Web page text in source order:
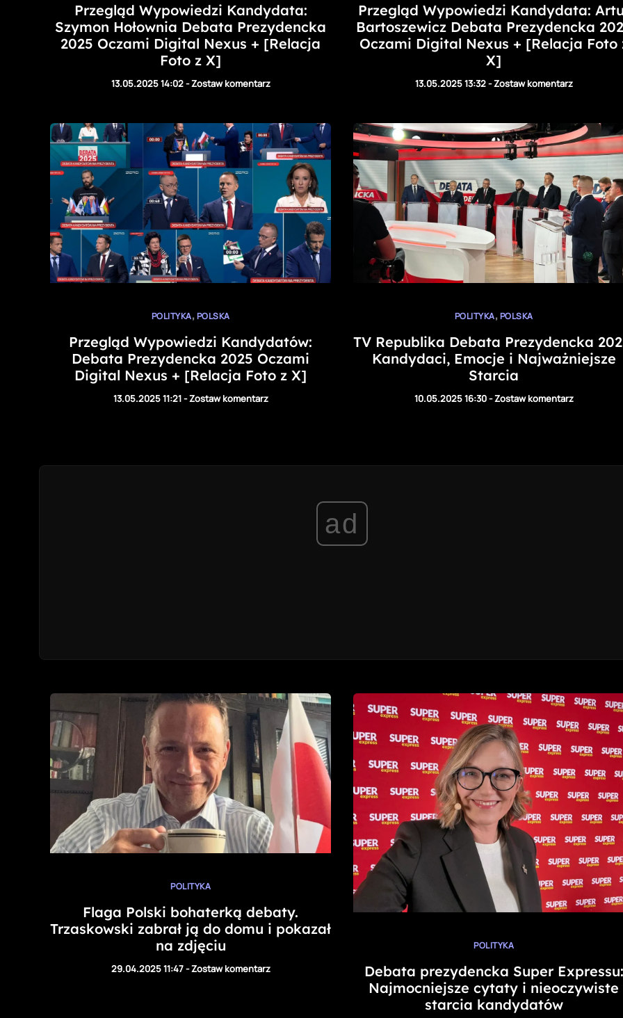
Przegląd Wypowiedzi Kandydata:
Szymon Hołownia Debata Prezydencka
2025 Oczami Digital Nexus + [Relacja
Foto z X]
13.05.2025 14:02-Zostaw komentarz
Przegląd Wypowiedzi Kandydata:
Bartoszewicz Debata Prezydencka
Oczami Digital Nexus + [Relacja Foto
X]
13.05.2025 13:32-Zostaw komentarz
POLITYKA,POLSKA
Przegląd Wypowiedzi Kandydatów:
Debata Prezydencka 2025 Oczami
Digital Nexus + [Relacja Foto z X]
13.05.2025 11:21-Zostaw komentarz
POLITYKA,POLSKA
TV Republika Debata Prezydencka
Kandydaci, Emocje i Najważniejsze
Starcia
10.05.2025 16:30-Zostaw komentarz
ad
POLITYKA
Flaga Polski bohaterką debaty.
Trzaskowski zabrał ją do domu i pokazał
na zdjęciu
29.04.2025 11:47-Zostaw komentarz
POLITYKA
Debata prezydencka Super Expressu:
Najmocniejsze cytaty i nieoczywiste
starcia kandydatów